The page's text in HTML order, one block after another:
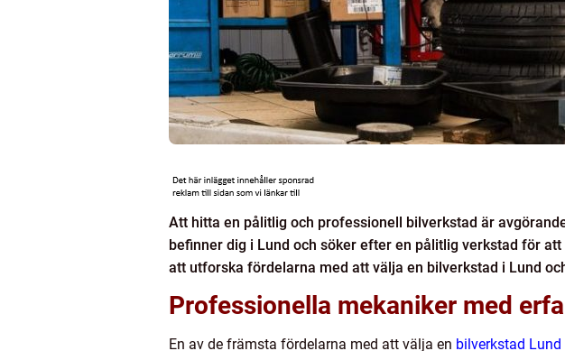
Att hitta en pålitlig och professionell bilverkstad är
befinner dig i Lund och söker efter en pålitlig verkstad för
att utforska fördelarna med att välja en bilverkstad i Lund
Professionella mekaniker med
En av de främsta fördelarna med att välja en bilverkstad Lund